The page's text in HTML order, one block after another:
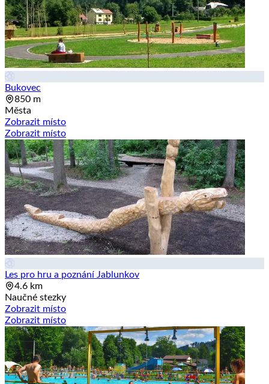
Bukovec
850 m
Města
Zobrazit místo
Zobrazit místo
Les pro hru a poznání Jablunkov
4.6 km
Naučné stezky
Zobrazit místo
Zobrazit místo